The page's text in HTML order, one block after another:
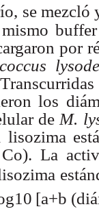
se mezcló
mismo buf
rgaron por
Transcurridas
los
de M.
lisozima
La
[a+b